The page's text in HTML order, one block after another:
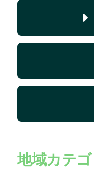
地域カテゴ